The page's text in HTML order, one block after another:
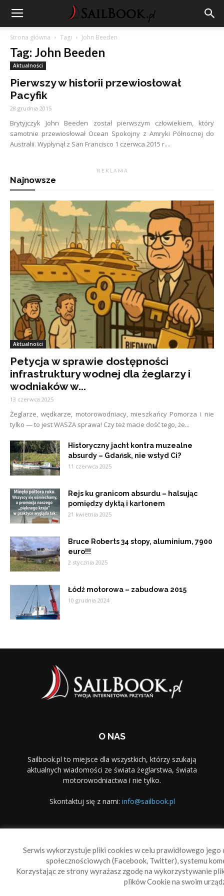
Strona główna Tagi John Beeden
Tag: John Beeden
Aktualności
Pierwszy w historii przewiosłował
Pacyfik
28 grudnia 2015
Brytyjczyk John Beeden został pierwszym człowiekiem, który
samotnie przewiosłował Ocean Spokojny z Amryki Północnej do
Australii. Wypłynął z San Francisco 1 czerwca 2015 r....
R E K L A M A
Najnowsze
Aktualności
Petycja w sprawie dostępności
infrastruktury wodnej dla żeglarzy i
wodniaków w...
13 czerwca 2025
Żeglarze, wędkarze, motorowodniacy, mieszkańcy Pomorza i nie
tylko — to jest WASZA sprawa! Czy też macie dość tego, że...
Historyczny jacht kontra muzealne
absurdy – Gdańsk, nie wstyd Ci?
11 czerwca 2025
Rejs ku granicom absurdu – halsując
pomiędzy dyktą i kartonem
21 kwietnia 2025
Bruce Roberts 34 stopy, aluminium, 7900
euro!!!
2 stycznia 2025
Łódź motorowa – zabudowa 2015
10 grudnia 2024
O NAS
Sailbook.pl to miejsce dla wszystkich, którzy szukają
aktualnych wiadomości ze świata żeglarstwa, świata
motorowodniactwa i nie tylko.
Skontaktuj się z nami: info@sailbook.pl
Serwis wykorzystuje pliki cookies w celu prawidłowego
społecznościowych (Facebook, Twitter), systemu
Korzystając ze strony wyrażasz zgodę na wykorzystywanie
plików Cookie na swoim